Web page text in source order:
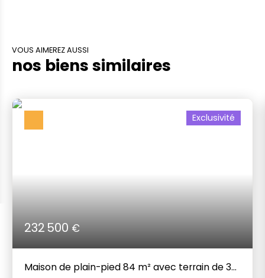
VOUS AIMEREZ AUSSI
nos biens similaires
232 500€
Exclusivité
Maison de plain-pied 84 m² avec terrain de 3